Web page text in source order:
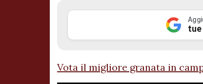
Vota il migliore granata in